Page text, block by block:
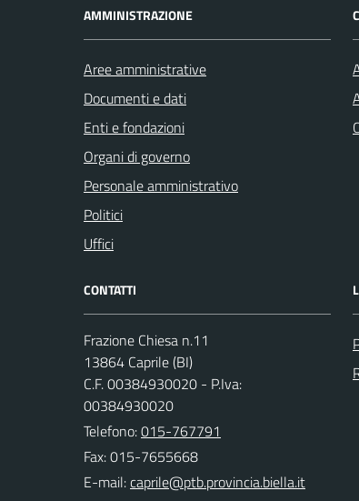
AMMINISTRAZIONE
Aree amministrative
Documenti e dati
Enti e fondazioni
Organi di governo
Personale amministrativo
Politici
Uffici
CONTATTI
Frazione Chiesa n.11
13864 Caprile (BI)
C.F. 00384930020 - P.Iva:
00384930020
Telefono:015-767791
Fax: 015-7655668
E-mail: